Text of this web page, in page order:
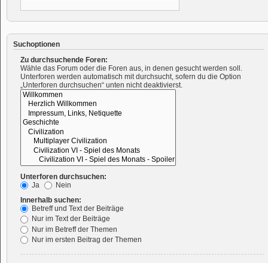
Suchoptionen
Zu durchsuchende Foren:
Wähle das Forum oder die Foren aus, in denen gesucht werden soll.
Unterforen werden automatisch mit durchsucht, sofern du die Option
„Unterforen durchsuchen“ unten nicht deaktivierst.
Unterforen durchsuchen:
Ja
Nein
Innerhalb suchen:
Betreff und Text der Beiträge
Nur im Text der Beiträge
Nur im Betreff der Themen
Nur im ersten Beitrag der Themen